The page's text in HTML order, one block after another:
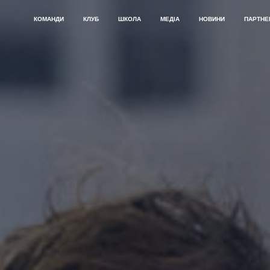
КОМАНДИ КЛУБ ШКОЛА МЕДІА НОВИНИ